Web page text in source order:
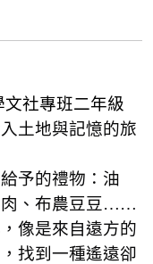
社專班二年級
土地與記憶的旅
予的禮物：油
肉、布農豆豆……
像是來自遠方的
找到一種遙遠卻